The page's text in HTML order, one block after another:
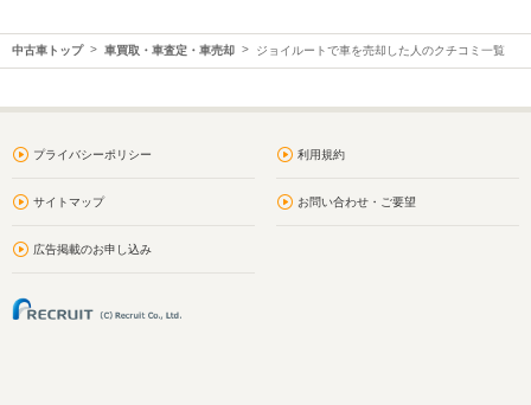
中古車トップ 車買取・車査定・車売却 ジョイルートで車を売却した人のクチコミ一覧
プライバシーポリシー 利用規約
サイトマップ お問い合わせ・ご要望
広告掲載のお申し込み